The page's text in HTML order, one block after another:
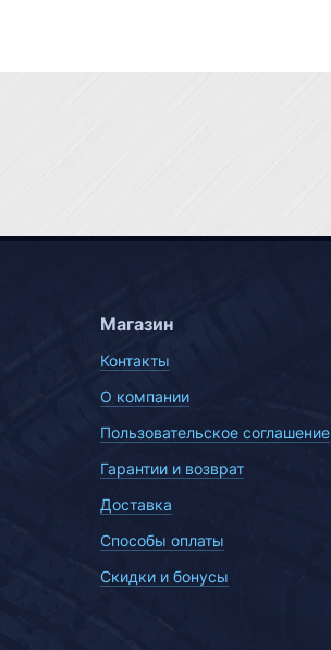
Магазин
Контакты
О компании
Пользовательское соглашение
Гарантии и возврат
Доставка
Способы оплаты
Скидки и бонусы